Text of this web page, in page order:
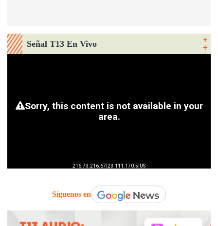
Señal T13 En Vivo
Síguenos en